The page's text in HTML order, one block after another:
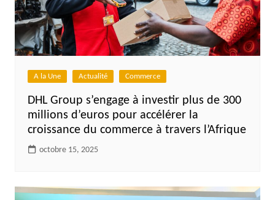
A la Une Actualité Commerce
DHL Group s’engage à investir plus de 300
millions d’euros pour accélérer la
croissance du commerce à travers l’Afrique
octobre 15, 2025